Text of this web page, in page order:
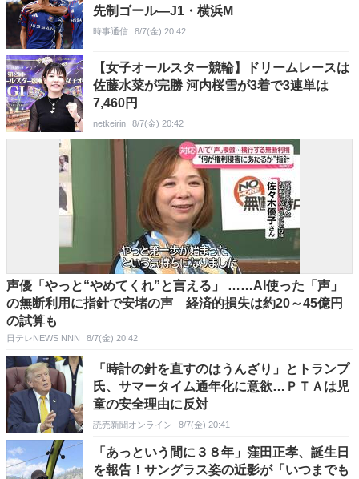
先制ゴール―J1・横浜M
時事通信 8/7(金) 20:42
【女子オールスター競輪】ドリームレースは
佐藤水菜が完勝 河内桜雪が3着で3連単は
7,460円
netkeirin 8/7(金) 20:42
声優「やっと“やめてくれ”と言える」 ……AI使った「声」
の無断利用に指針で安堵の声 経済的損失は約20～45億円
の試算も
日テレNEWS NNN 8/7(金) 20:42
「時計の針を直すのはうんざり」とトランプ
氏、サマータイム通年化に意欲…ＰＴＡは児
童の安全理由に反対
読売新聞オンライン 8/7(金) 20:41
「あっという間に３８年」窪田正孝、誕生日
を報告！サングラス姿の近影が「いつまでも